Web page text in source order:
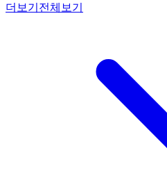
더보기 전체보기